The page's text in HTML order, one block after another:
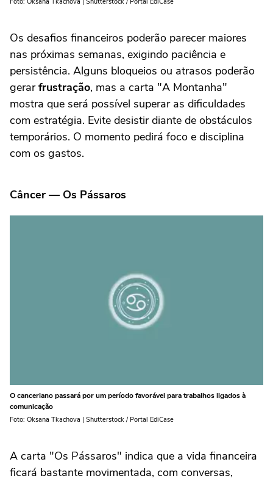
Os desafios financeiros poderão parecer maiores
nas próximas semanas, exigindo paciência e
persistência. Alguns bloqueios ou atrasos poderão
gerarfrustração, mas a carta "A Montanha"
mostra que será possível superar as dificuldades
com estratégia. Evite desistir diante de obstáculos
temporários. O momento pedirá foco e disciplina
com os gastos.
Câncer — Os Pássaros
O canceriano passará por um período favorável para trabalhos ligados à
comunicação
Foto: Oksana Tkachova | Shutterstock / Portal EdiCase
A carta "Os Pássaros" indica que a vida financeira
ficará bastante movimentada, com conversas,